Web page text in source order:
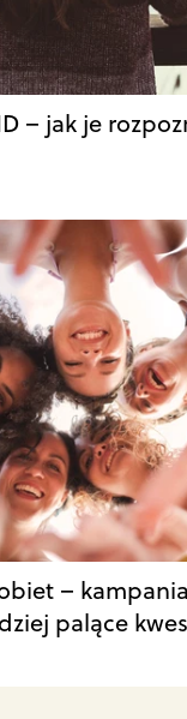
– jak je
–
palące